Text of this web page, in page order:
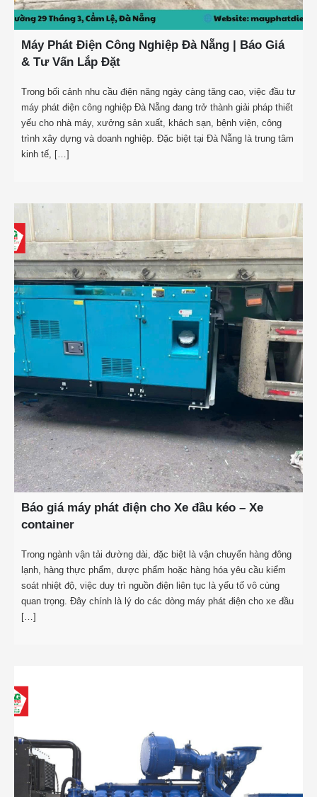
Máy Phát Điện Công Nghiệp Đà Nẵng | Báo Giá
& Tư Vấn Lắp Đặt
Trong bối cảnh nhu cầu điện năng ngày càng tăng cao, việc đầu tư
máy phát điện công nghiệp Đà Nẵng đang trở thành giải pháp thiết
yếu cho nhà máy, xưởng sản xuất, khách sạn, bệnh viện, công
trình xây dựng và doanh nghiệp. Đặc biệt tại Đà Nẵng là trung tâm
kinh tế, […]
Báo giá máy phát điện cho Xe đầu kéo – Xe
container
Trong ngành vận tải đường dài, đặc biệt là vận chuyển hàng đông
lạnh, hàng thực phẩm, dược phẩm hoặc hàng hóa yêu cầu kiểm
soát nhiệt độ, việc duy trì nguồn điện liên tục là yếu tố vô cùng
quan trọng. Đây chính là lý do các dòng máy phát điện cho xe đầu
[…]